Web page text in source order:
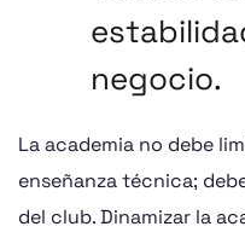
negocio.
La academia no debe
enseñanza técnica;
del club. Dinamizar la